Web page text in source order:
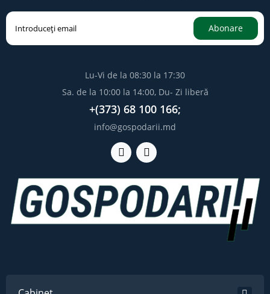
Abonare
Lu-Vi de la 08:30 la 17:30
Sa. de la 10:00 la 14:00, Du- Zi liberă
+(373) 68 100 166;
info@gospodarii.md